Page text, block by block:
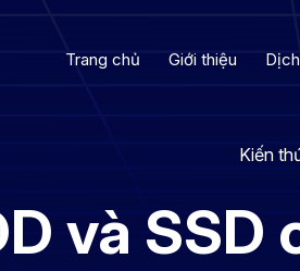
Trang chủ Giới thiệu
Kiến
và